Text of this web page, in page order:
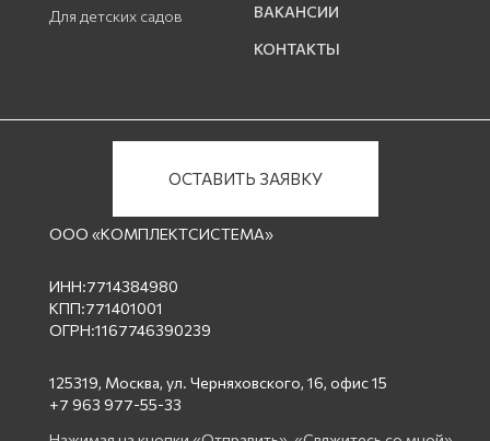
ОСТАВИТЬ ЗАЯВКУ
Для детских садов
ВАКАНСИИ
КОНТАКТЫ
ООО «КОМПЛЕКТСИСТЕМА»
ИНН:7714384980
КПП:771401001
ОГРН:1167746390239
125319, Москва, ул. Черняховского, 16, офис 15
+7 963 977-55-33